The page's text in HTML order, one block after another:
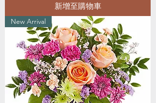
新增至購物車
New Arrival